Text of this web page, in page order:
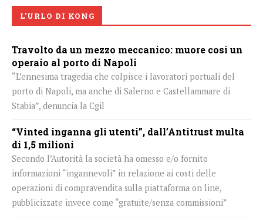
L'URLO DI KONG
Travolto da un mezzo meccanico: muore così un
operaio al porto di Napoli
“L’ennesima tragedia che colpisce i lavoratori portuali del
porto di Napoli, ma anche di Salerno e Castellammare di
Stabia”, denuncia la Cgil
“Vinted inganna gli utenti”, dall’Antitrust multa
di 1,5 milioni
Secondo l’Autorità la società ha omesso e/o fornito
informazioni “ingannevoli” in relazione ai costi delle
operazioni di compravendita sulla piattaforma on line,
pubblicizzate invece come “gratuite/senza commissioni”